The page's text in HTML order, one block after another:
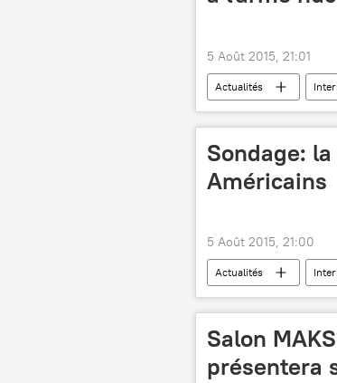
5 Août 2015, 21:01
Actualités
programme nucléaire
Sondage:
Américains
5 Août 2015, 21:00
Actualités
NBC News
Salon
présentera